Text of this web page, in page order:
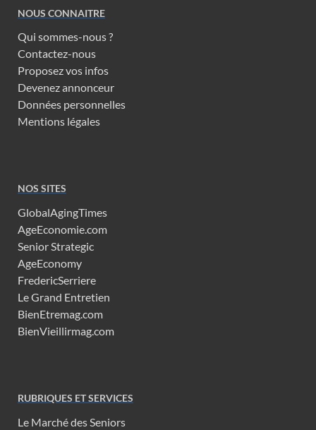
NOUS CONNAITRE
Qui sommes-nous ?
Contactez-nous
Proposez vos infos
Devenez annonceur
Données personnelles
Mentions légales
NOS SITES
GlobalAgingTimes
AgeEconomie.com
Senior Strategic
AgeEconomy
FredericSerriere
Le Grand Entretien
BienEtremag.com
BienVieillirmag.com
RUBRIQUES ET SERVICES
Le Marché des Seniors